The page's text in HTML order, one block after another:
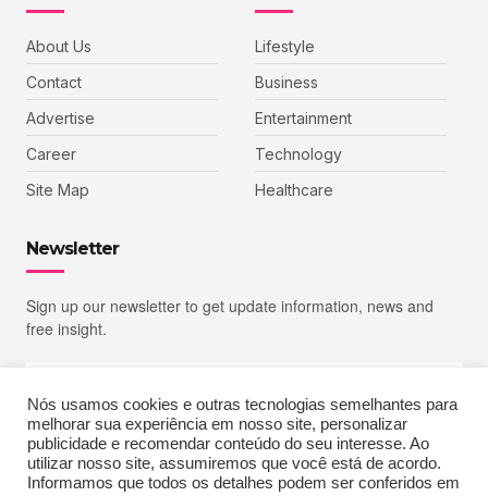
About Us
Contact
Advertise
Career
Site Map
Lifestyle
Business
Entertainment
Technology
Healthcare
Newsletter
Sign up our newsletter to get update information, news and
free insight.
SIGN UP
Nós usamos cookies e outras tecnologias semelhantes para
melhorar sua experiência em nosso site, personalizar
publicidade e recomendar conteúdo do seu interesse. Ao
utilizar nosso site, assumiremos que você está de acordo.
Informamos que todos os detalhes podem ser conferidos em